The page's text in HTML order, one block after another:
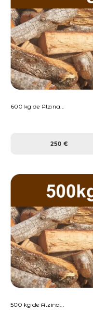
600 kg de Alzina...
250 €
500 kg de Alzina...